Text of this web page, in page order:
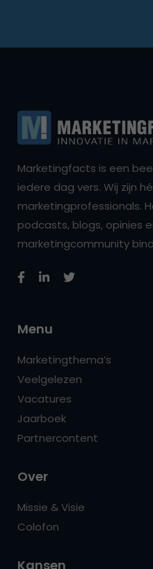
Marketingfacts is een
iedere dag vers. Wij zijn
marketingprofessionals.
podcasts, blogs, opinies
marketingcommunity
Menu
Marketingthema’s
Veelgelezen
Vacatures
Jaarboek
Partnercontent
Over
Missie & Visie
Colofon
Kansen